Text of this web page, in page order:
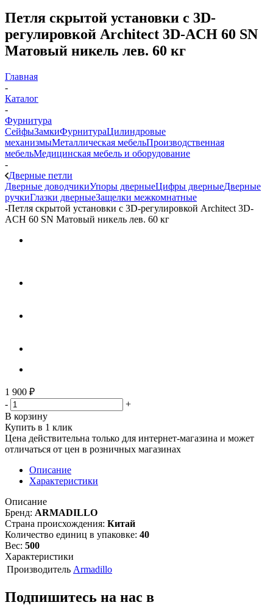
Петля скрытой установки с 3D-
регулировкой Architect 3D-ACH 60 SN
Матовый никель лев. 60 кг
Главная
-
Каталог
-
Фурнитура
СейфыЗамкиФурнитураЦилиндровые
механизмыМеталлическая мебельПроизводственная
мебельМедицинская мебель и оборудование
-
Дверные петли
Дверные доводчикиУпоры дверныеЦифры дверныеДверные
ручкиГлазки дверныеЗащелки межкомнатные
-Петля скрытой установки с 3D-регулировкой Architect 3D-
ACH 60 SN Матовый никель лев. 60 кг
1 900 ₽
-
+
В корзину
Купить в 1 клик
Цена действительна только для интернет-магазина и может
отличаться от цен в розничных магазинах
Описание
Характеристики
Описание
Бренд: ARMADILLO
Страна происхождения: Китай
Количество единиц в упаковке: 40
Вес: 500
Характеристики
Производитель Armadillo
Подпишитесь на нас в